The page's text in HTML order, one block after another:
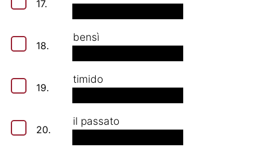
17.
18.
bensì
19.
timido
20.
il passato